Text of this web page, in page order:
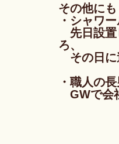
その他にも
・シャワ
先日設置
ろ、
その日に
・職人の
GWで会